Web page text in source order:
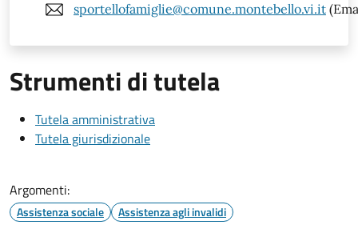
sportellofamiglie@comune.montebello.vi.it
Strumenti di tutela
Tutela amministrativa
Tutela giurisdizionale
Argomenti:
Assistenza sociale Assistenza agli invalidi